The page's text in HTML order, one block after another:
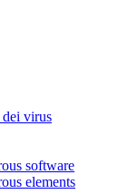
virus
software
elements